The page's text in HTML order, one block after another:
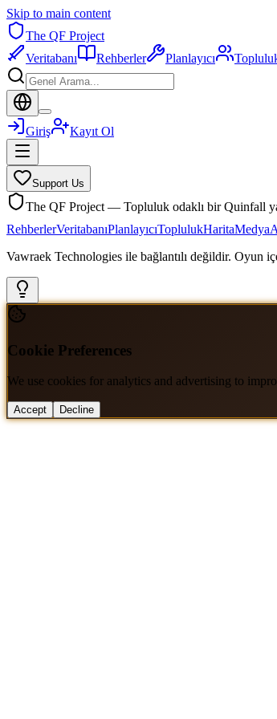
Skip to main content
The QF Project
Veritabanı
Rehberler Planlayıcı
Giriş Kayıt Ol
Support Us
The QF Project — Topluluk odaklı bir Quinfall
RehberlerVeritabanıPlanlayıcıToplulukHaritaMedya
Vawraek Technologies ile bağlantılı değildir. Oyun
Cookie Preferences
We use cookies for analytics and advertising to
Accept Decline